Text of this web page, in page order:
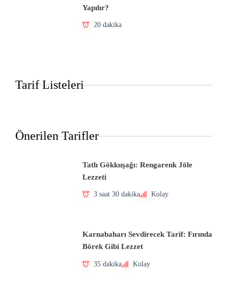
Yapılır?
20 dakika
Tarif Listeleri
Önerilen Tarifler
Tatlı Gökkuşağı: Rengarenk Jöle
Lezzeti
3 saat 30 dakika Kolay
Karnabaharı Sevdirecek Tarif: Fırında
Börek Gibi Lezzet
35 dakika Kolay